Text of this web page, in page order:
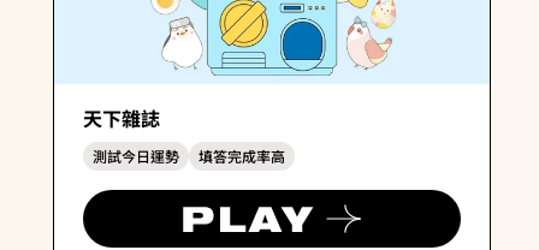
天下雜誌
測試今日運勢 填答完成率高